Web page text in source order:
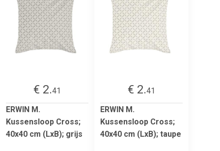
€ 2.41
ERWIN M.
Kussensloop Cross;
40x40 cm (LxB); grijs
€ 2.41
ERWIN M.
Kussensloop Cross;
40x40 cm (LxB); taupe